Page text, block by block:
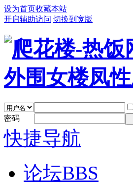
设为首页收藏本站
开启辅助访问 切换到宽版
密码
快捷导航
论坛BBS